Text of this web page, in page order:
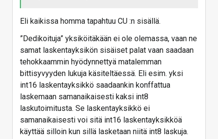
Eli kaikissa homma tapahtuu CU :n sisällä.
”Dedikoituja” yksiköitäkään ei ole olemassa, vaan ne
samat laskentayksikön sisäiset palat vaan saadaan
tehokkaammin hyödynnettyä matalemman
bittisyvyyden lukuja käsiteltäessä. Eli esim. yksi
int16 laskentayksikkö saadaankin konffattua
laskemaan samanaikaisesti kaksi int8
laskutoimitusta. Se laskentayksikkö ei
samanaikaisesti voi sitä int16 laskentayksikköä
käyttää silloin kun sillä lasketaan niitä int8 laskuja.